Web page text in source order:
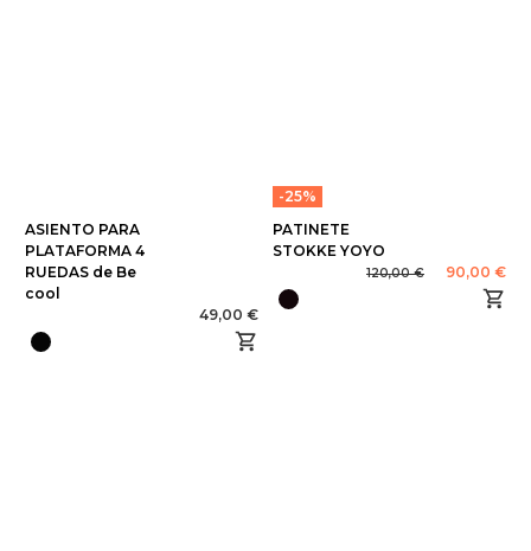
ASIENTO PARA
PLATAFORMA 4
RUEDAS de Be
cool
49,00 €
-25%
PATINETE
STOKKE YOYO
120,00 € 90,00 €